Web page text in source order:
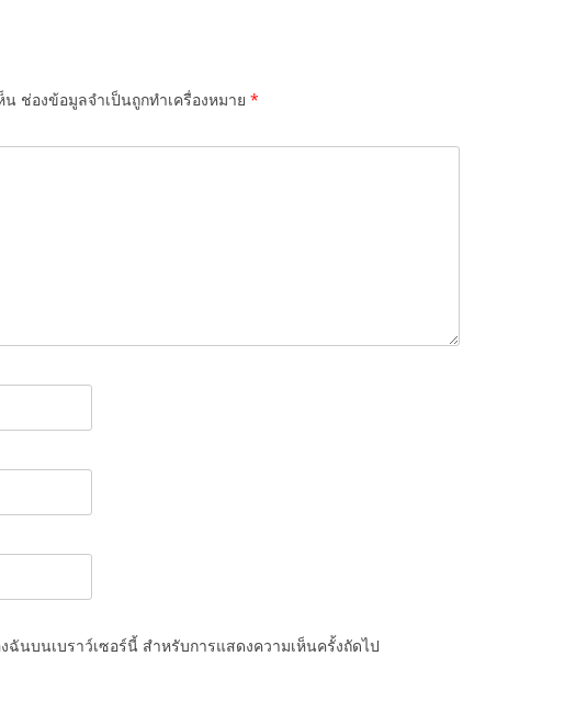
น ช่องข้อมูลจำเป็นถูกทำเครื่องหมาย *
นบนเบราว์เซอร์นี้ สำหรับการแสดงความเห็นครั้งถัดไป